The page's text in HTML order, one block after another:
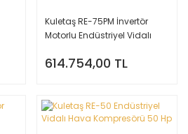
Kuletaş RE-75PM İnvertör
Motorlu Endüstriyel Vidalı
614.754,00 TL